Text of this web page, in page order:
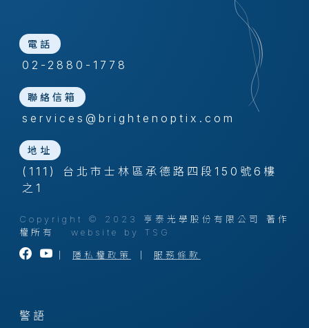
電話
02-2880-1778
聯絡信箱
services@brightenoptix.com
地址
(111) 台北市士林區承德路四段150號6樓
之1
Copyright © 2023 亨泰光學股份有限公司 著作
權所有 website by TSG
隱私權政策 服務條款
警語